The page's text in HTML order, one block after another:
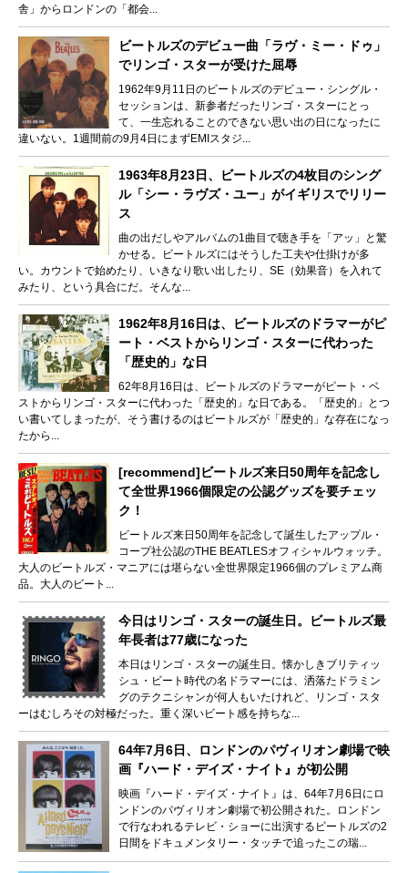
舎」からロンドンの「都会...
ビートルズのデビュー曲「ラヴ・ミー・ドゥ」
でリンゴ・スターが受けた屈辱
1962年9月11日のビートルズのデビュー・シングル・
セッションは、新参者だったリンゴ・スターにとっ
て、一生忘れることのできない思い出の日になったに
違いない。1週間前の9月4日にまずEMIスタジ...
1963年8月23日、ビートルズの4枚目のシング
ル「シー・ラヴズ・ユー」がイギリスでリリー
ス
曲の出だしやアルバムの1曲目で聴き手を「アッ」と驚
かせる。ビートルズにはそうした工夫や仕掛けが多
い。カウントで始めたり、いきなり歌い出したり、SE（効果音）を入れて
みたり、という具合にだ。そんな...
1962年8月16日は、ビートルズのドラマーがピ
ート・ベストからリンゴ・スターに代わった
「歴史的」な日
62年8月16日は、ビートルズのドラマーがピート・ベ
ストからリンゴ・スターに代わった「歴史的」な日である。「歴史的」とつ
い書いてしまったが、そう書けるのはビートルズが「歴史的」な存在になっ
たから...
[recommend]ビートルズ来日50周年を記念し
て全世界1966個限定の公認グッズを要チェッ
ク！
ビートルズ来日50周年を記念して誕生したアップル・
コープ社公認のTHE BEATLESオフィシャルウォッチ。
大人のビートルズ・マニアには堪らない全世界限定1966個のプレミアム商
品。大人のビート...
今日はリンゴ・スターの誕生日。ビートルズ最
年長者は77歳になった
本日はリンゴ・スターの誕生日。懐かしきブリティッ
シュ・ビート時代の名ドラマーには、洒落たドラミン
グのテクニシャンが何人もいたけれど、リンゴ・スタ
ーはむしろその対極だった。重く深いビート感を持ちな...
64年7月6日、ロンドンのパヴィリオン劇場で映
画『ハード・デイズ・ナイト』が初公開
映画『ハード・デイズ・ナイト』は、64年7月6日にロ
ンドンのパヴィリオン劇場で初公開された。ロンドン
で行なわれるテレビ・ショーに出演するビートルズの2
日間をドキュメンタリー・タッチで追ったこの瑞...